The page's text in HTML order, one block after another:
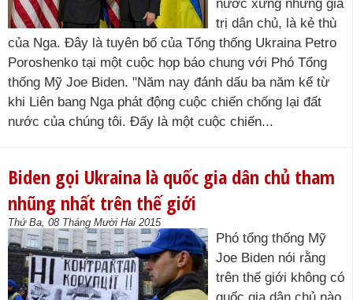
nước xưng những giá
trị dân chủ, là kẻ thù
của Nga. Đây là tuyên bố của Tổng thống Ukraina Petro
Poroshenko tại một cuộc họp báo chung với Phó Tổng
thống Mỹ Joe Biden. "Năm nay đánh dấu ba năm kể từ
khi Liên bang Nga phát động cuộc chiến chống lại đất
nước của chúng tôi. Đấy là một cuộc chiến...
Biden gọi Ukraina là quốc gia dân chủ tham
nhũng nhất trên thế giới
Thứ Ba, 08 Tháng Mười Hai 2015
Phó tổng thống Mỹ
Joe Biden nói rằng
trên thế giới không có